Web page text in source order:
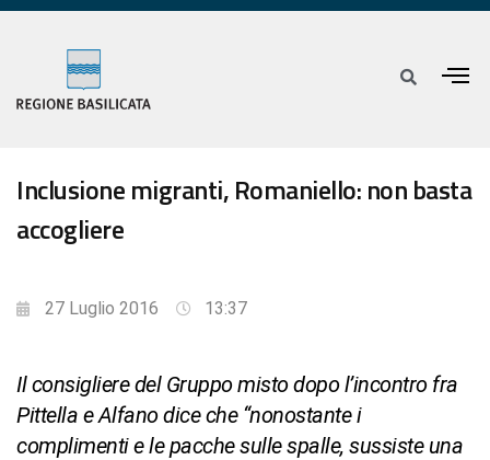
Inclusione migranti, Romaniello: non basta
accogliere
27 Luglio 2016 13:37
Il consigliere del Gruppo misto dopo l’incontro fra
Pittella e Alfano dice che “nonostante i
complimenti e le pacche sulle spalle, sussiste una